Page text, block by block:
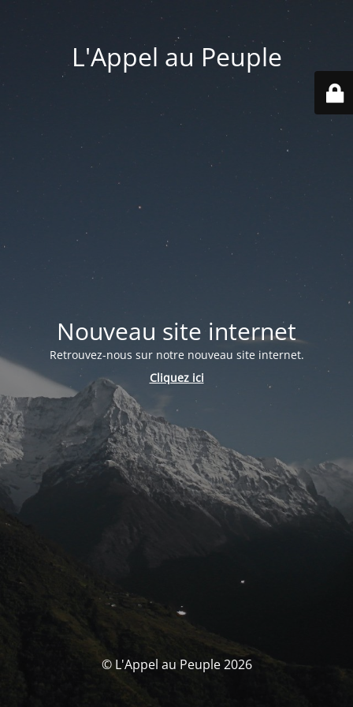
L'Appel au Peuple
Nouveau site internet
Retrouvez-nous sur notre nouveau site internet.
Cliquez ici
© L'Appel au Peuple 2026